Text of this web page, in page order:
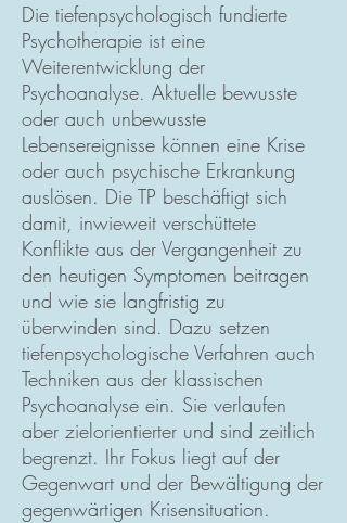
Die tiefenpsychologisch fundierte
Psychotherapie ist eine
Weiterentwicklung der
Psychoanalyse. Aktuelle bewusste
oder auch unbewusste
Lebensereignisse können eine Krise
oder auch psychische Erkrankung
auslösen. Die TP beschäftigt sich
damit, inwieweit verschüttete
Konflikte aus der Vergangenheit zu
den heutigen Symptomen beitragen
und wie sie langfristig zu
überwinden sind. Dazu setzen
tiefenpsychologische Verfahren auch
Techniken aus der klassischen
Psychoanalyse ein. Sie verlaufen
aber zielorientierter und sind zeitlich
begrenzt. Ihr Fokus liegt auf der
Gegenwart und der Bewältigung der
gegenwärtigen Krisensituation.